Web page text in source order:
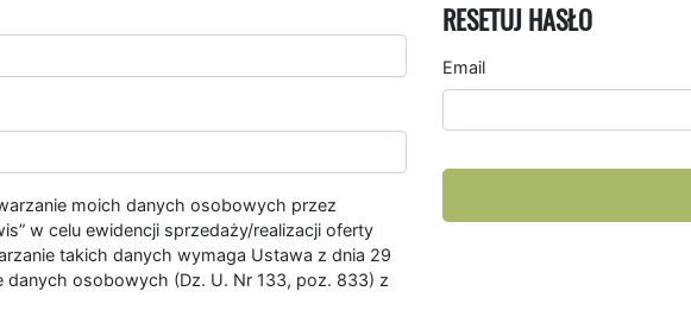
moich danych osobowych przez
w celu ewidencji sprzedaży/realizacji oferty
takich danych wymaga Ustawa z dnia 29
danych osobowych (Dz. U. Nr 133, poz. 833) z
RESETUJ HASŁO
Email